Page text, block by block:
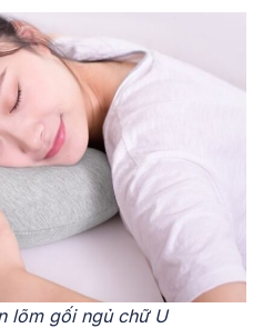
lõm gối ngủ chữ U